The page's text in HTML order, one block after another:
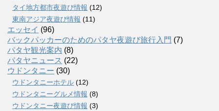
タイ地方都市夜遊び情報 (12)
東南アジア夜遊び情報 (11)
エッセイ (96)
バックパッカーのためのパタヤ夜遊び旅行入門 (7)
パタヤ観光案内 (8)
パタヤニュース (22)
ウドンタニー (30)
ウドンタニーホテル (12)
ウドンタニーグルメ情報 (8)
ウドンタニー夜遊び情報 (3)